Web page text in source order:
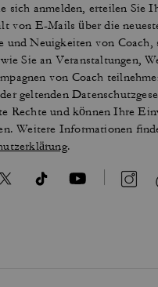
sich anmelden, erteilen Sie
von E-Mails über die
und Neuigkeiten von
Sie an Veranstaltungen,
von Coach
geltenden
Rechte und können Ihre
Weitere Informationen
.